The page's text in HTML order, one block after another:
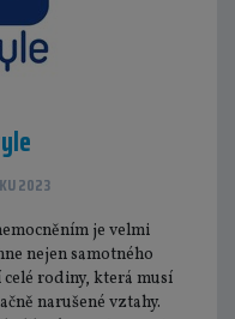
2023
je velmi
nejen samotného
rodiny, která musí
narušené vztahy.